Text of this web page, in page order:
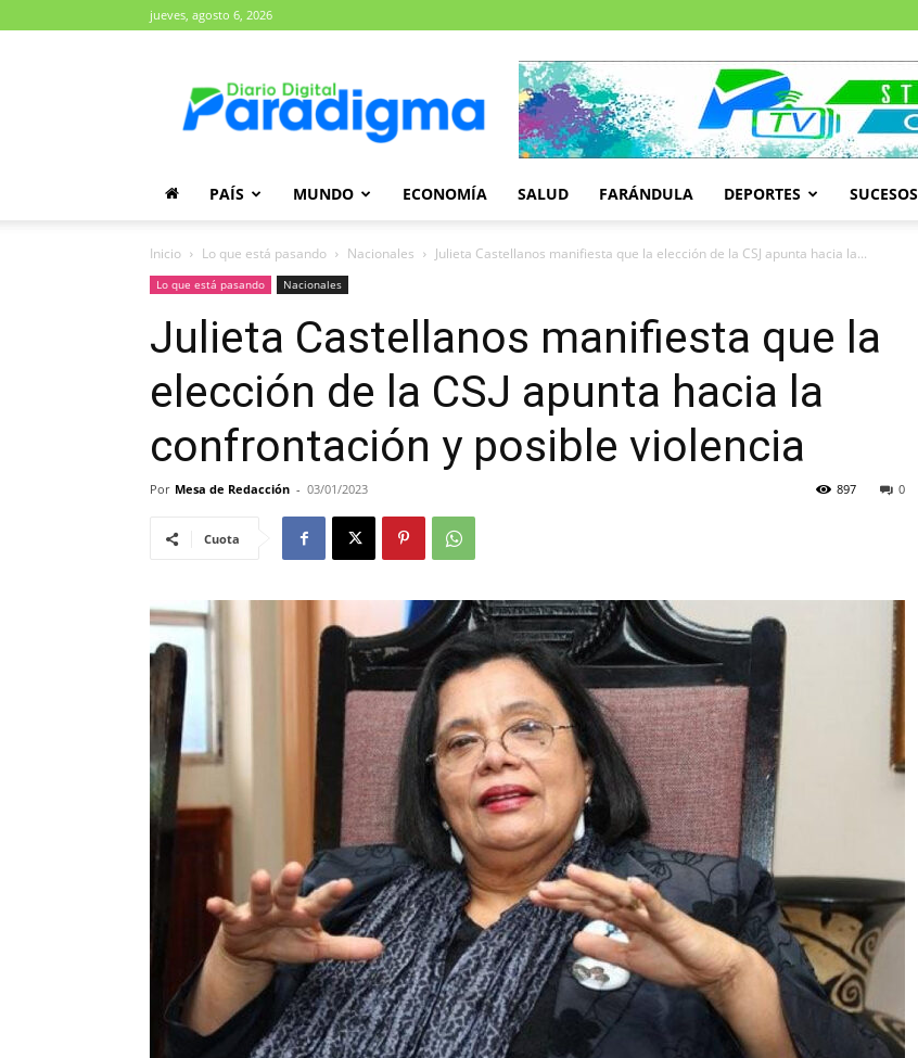
jueves, agosto 6, 2026
Paradigma
PAÍS MUNDO ECONOMÍA SALUD FARÁNDULA DEPORTES SUCESOS
Inicio Lo que está pasando Nacionales Julieta Castellanos manifiesta que la elección de la CSJ apunta hacia la...
Lo que está pasando Nacionales
Julieta Castellanos manifiesta que la
elección de la CSJ apunta hacia la
confrontación y posible violencia
Por Mesa de Redacción - 03/01/2023 0
897
Cuota